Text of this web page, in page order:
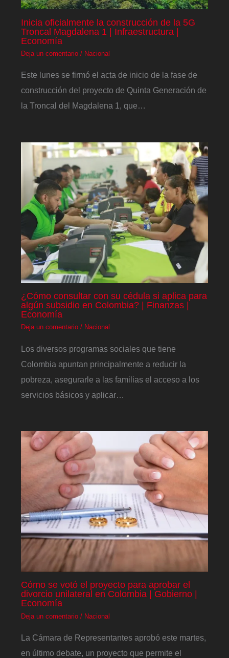
Inicia oficialmente la construcción de la 5G
Troncal Magdalena 1 | Infraestructura |
Economía
Deja un comentario / Nacional
Este lunes se firmó el acta de inicio de la fase de
construcción del proyecto de Quinta Generación de
la Troncal del Magdalena 1, que…
¿Cómo consultar con su cédula si aplica para
algún subsidio en Colombia? | Finanzas |
Economía
Deja un comentario / Nacional
Los diversos programas sociales que tiene
Colombia apuntan principalmente a reducir la
pobreza, asegurarle a las familias el acceso a los
servicios básicos y aplicar…
Cómo se votó el proyecto para aprobar el
divorcio unilateral en Colombia | Gobierno |
Economía
Deja un comentario / Nacional
La Cámara de Representantes aprobó este martes,
en último debate, un proyecto que permite el